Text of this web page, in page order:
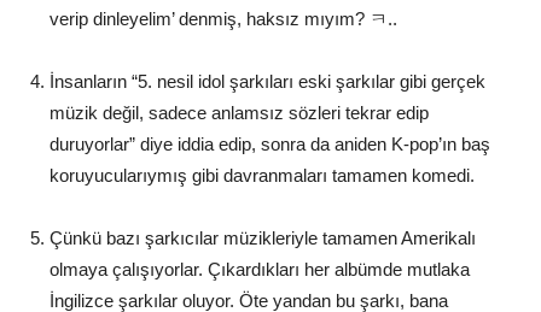
verip dinleyelim’ denmiş, haksız mıyım? ㅋ..
İnsanların “5. nesil idol şarkıları eski şarkılar gibi gerçek
müzik değil, sadece anlamsız sözleri tekrar edip
duruyorlar” diye iddia edip, sonra da aniden K-pop’ın baş
koruyucularıymış gibi davranmaları tamamen komedi.
Çünkü bazı şarkıcılar müzikleriyle tamamen Amerikalı
olmaya çalışıyorlar. Çıkardıkları her albümde mutlaka
İngilizce şarkılar oluyor. Öte yandan bu şarkı, bana